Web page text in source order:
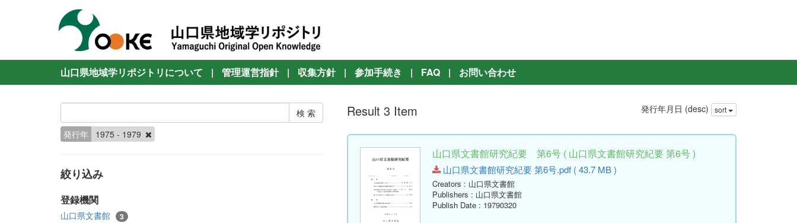
山口県地域学リポジトリについて | 管理運営指針 | 収集方針 | 参加手続き | FAQ | お問い合わせ
発行年 1975 - 1979
絞り込み
登録機関
山口県文書館 3
Result 3 Item 発行年月日 (desc) sort
山口県文書館研究紀要 第6号 ( 山口県文書館研究紀要 第6号 )
山口県文書館研究紀要 第6号.pdf ( 43.7 MB )
Creators : 山口県文書館
Publishers : 山口県文書館
Publish Date : 19790320